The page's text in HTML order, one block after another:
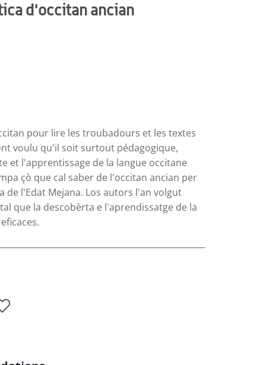
d'occitan ancian
pour lire les troubadours et les textes
voulu qu'il soit surtout pédagogique,
et l'apprentissage de la langue occitane
çò que cal saber de l'occitan ancian per
l'Edat Mejana. Los autors l'an volgut
que la descobèrta e l'aprendissatge de la